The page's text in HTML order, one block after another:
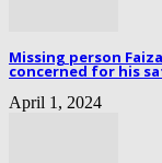
Missing person
concerned for his
April 1, 2024